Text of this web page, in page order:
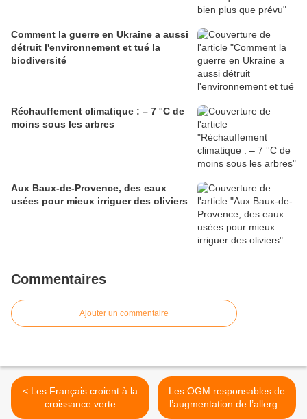
Comment la guerre en Ukraine a aussi
détruit l'environnement et tué la
biodiversité
Réchauffement climatique : – 7 °C de
moins sous les arbres
Aux Baux-de-Provence, des eaux
usées pour mieux irriguer des oliviers
Commentaires
Ajouter un commentaire
< Les Français croient à la
croissance verte
Les OGM responsables de
l’augmentation de l’allergie